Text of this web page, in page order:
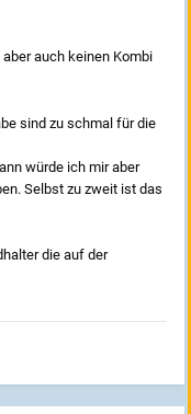
auch keinen Kombi
sind zu schmal für die
würde ich mir aber
Selbst zu zweit ist das
die auf der